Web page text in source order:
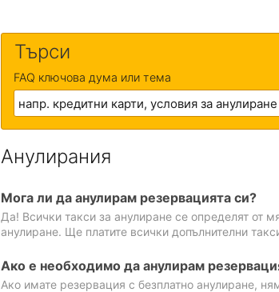
Търси
FAQ ключова дума или тема
Анулирания
Мога ли да анулирам резервацията си?
Да! Всички такси за анулиране се определят от
анулиране. Ще платите всички допълнителни
Ако е необходимо да анулирам
Ако имате резервация с безплатно анулиране,